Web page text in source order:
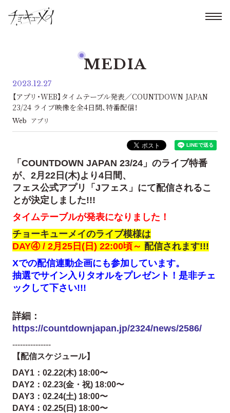
MEDIA
2023.12.27
【アプリ・WEB】タイムテーブル発表／COUNTDOWN JAPAN
23/24 ライブ映像を全4日間、特番配信！
Web アプリ
「COUNTDOWN JAPAN 23/24」のライブ特番
が、2月22日(木)より4日間、
フェス公式アプリ「Jフェス」にて配信されるこ
とが決定しました!!!
タイムテーブルが発表になりました！
チョーキューメイのライブ模様は
DAY④ / 2月25日(日) 22:00頃～ 配信されます!!!
Xでの配信連動企画にも参加しています。
抽選でサイン入りタオルをプレゼント！是非チェ
ックして下さい!!!
詳細：
https://countdownjapan.jp/2324/news/2586/
---------------
【配信スケジュール】
DAY1：02.22(木) 18:00〜
DAY2：02.23(金・祝) 18:00〜
DAY3：02.24(土) 18:00〜
DAY4：02.25(日) 18:00〜